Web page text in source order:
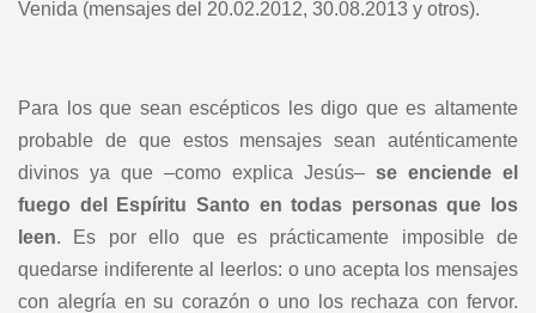
Venida (mensajes del 20.02.2012, 30.08.2013 y otros).
Para los que sean escépticos les digo que es altamente
probable de que estos mensajes sean auténticamente
divinos ya que –como explica Jesús–se enciende el
fuego del Espíritu Santo en todas personas que los
leen. Es por ello que es prácticamente imposible de
quedarse indiferente al leerlos: o uno acepta los mensajes
con alegría en su corazón o uno los rechaza con fervor.